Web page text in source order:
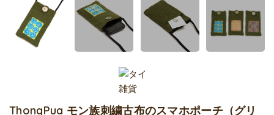
ThongPua モン族刺繍古布のスマホポーチ（グリ